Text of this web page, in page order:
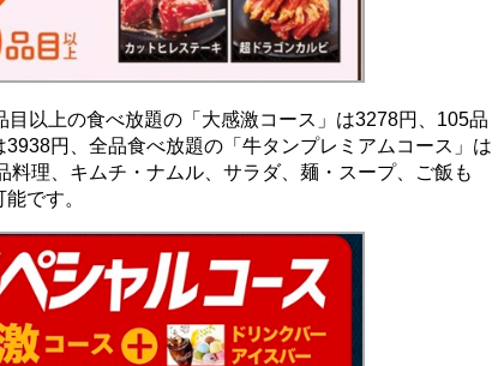
以上の食べ放題の「大感激コース」は3278円、105品
円、全品食べ放題の「牛タンプレミアムコース」は
理、キムチ・ナムル、サラダ、麺・スープ、ご飯も
です。